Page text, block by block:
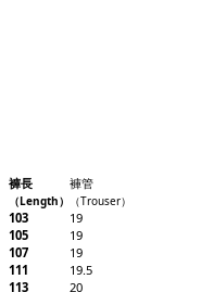
褲長 褲管
（Length） （Trouser）
103
19
105
19
107
19
111
19.5
113
20